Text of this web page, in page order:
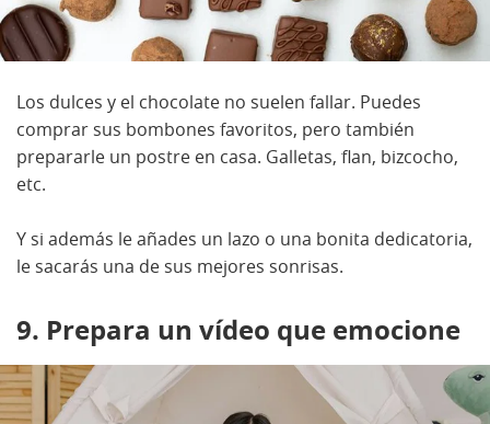
Los dulces y el chocolate no suelen fallar. Puedes
comprar sus bombones favoritos, pero también
prepararle un postre en casa. Galletas, flan, bizcocho,
etc.
Y si además le añades un lazo o una bonita dedicatoria,
le sacarás una de sus mejores sonrisas.
9. Prepara un vídeo que emocione